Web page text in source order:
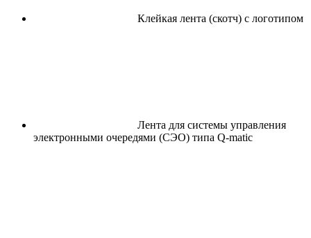
Клейкая лента (скотч) с логотипом
Лента для системы управления
электронными очередями (СЭО) типа Q-matic